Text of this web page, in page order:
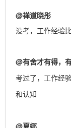
@禅道晓彤
没考，工作经验
@有舍才有得，
考过了，工作经
和认知
@夏娜